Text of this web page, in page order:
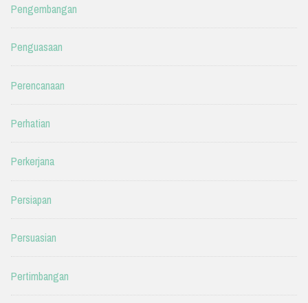
Pengembangan
Penguasaan
Perencanaan
Perhatian
Perkerjana
Persiapan
Persuasian
Pertimbangan